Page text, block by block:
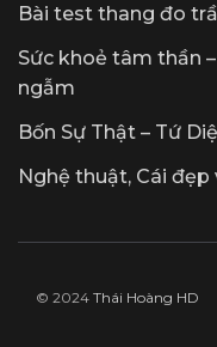
Bài test thang đo
Sức khoẻ tâm thần
ngẫm
Bốn Sự Thật – Tứ
Nghệ thuật, Cái đẹp
© 2024 Thái Hoàng HD